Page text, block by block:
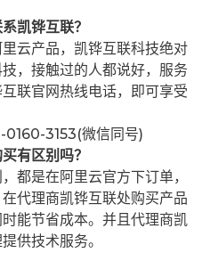
凯铧互联？
云产品，凯铧互联科技绝对
，接触过的人都说好，服务
联官网热线电话，即可享受
0160-3153(微信同号)
有区别吗？
都是在阿里云官方下订单，
代理商凯铧互联处购买产品
能节省成本。并且代理商凯
供技术服务。